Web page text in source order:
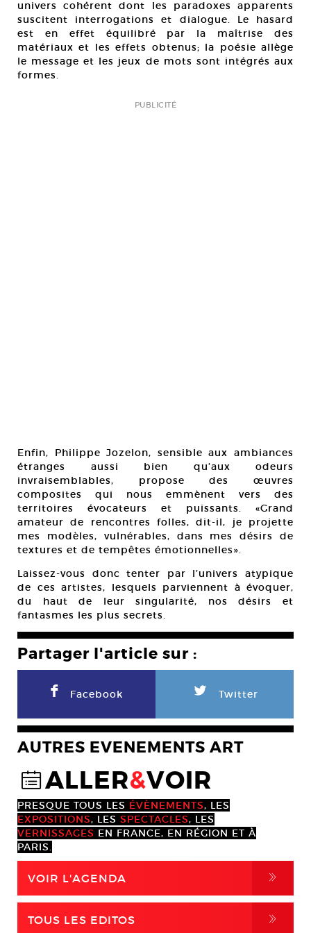
univers cohérent dont les paradoxes apparents
suscitent interrogations et dialogue. Le hasard
est en effet équilibré par la maîtrise des
matériaux et les effets obtenus; la poésie allège
le message et les jeux de mots sont intégrés aux
formes.
PUBLICITÉ
Enfin, Philippe Jozelon, sensible aux ambiances
étranges aussi bien qu’aux odeurs
invraisemblables, propose des œuvres
composites qui nous emmènent vers des
territoires évocateurs et puissants. «Grand
amateur de rencontres folles, dit-il, je projette
mes modèles, vulnérables, dans mes désirs de
textures et de tempêtes émotionnelles».
Laissez-vous donc tenter par l’univers atypique
de ces artistes, lesquels parviennent à évoquer,
du haut de leur singularité, nos désirs et
fantasmes les plus secrets.
Partager l'article sur :
F Facebook L Twitter
AUTRES EVENEMENTS ART
@ALLER&VOIR
PRESQUE TOUS LES ÉVÈNEMENTS, LES
EXPOSITIONS, LES SPECTACLES, LES
VERNISSAGES EN FRANCE, EN RÉGION ET À
PARIS.
VOIR L'AGENDA ,
TOUS LES EDITOS ,